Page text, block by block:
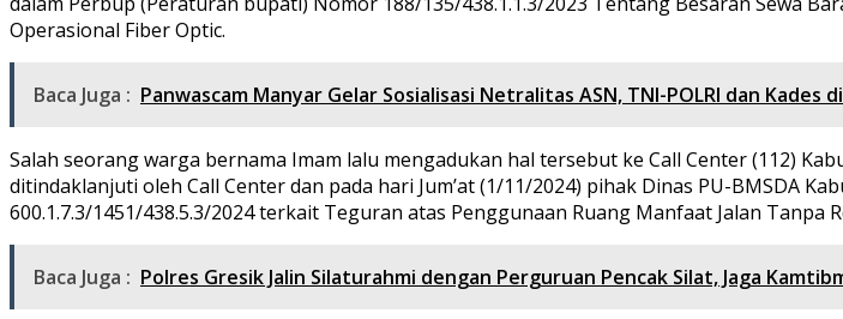
Operasional Fiber Optic.
Baca Juga : Panwascam Manyar Gelar Sosialisasi Netralitas ASN, TNI-POLRI dan Kades
Salah seorang warga bernama Imam lalu mengadukan hal tersebut ke Call Center (112)
ditindaklanjuti oleh Call Center dan pada hari Jum’at (1/11/2024) pihak Dinas PU-BMSDA
600.1.7.3/1451/438.5.3/2024 terkait Teguran atas Penggunaan Ruang Manfaat Jalan Tanpa
Baca Juga : Polres Gresik Jalin Silaturahmi dengan Perguruan Pencak Silat, Jaga